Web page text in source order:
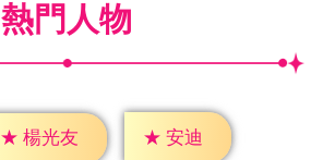
熱門人物
★ 楊光友 ★ 安迪